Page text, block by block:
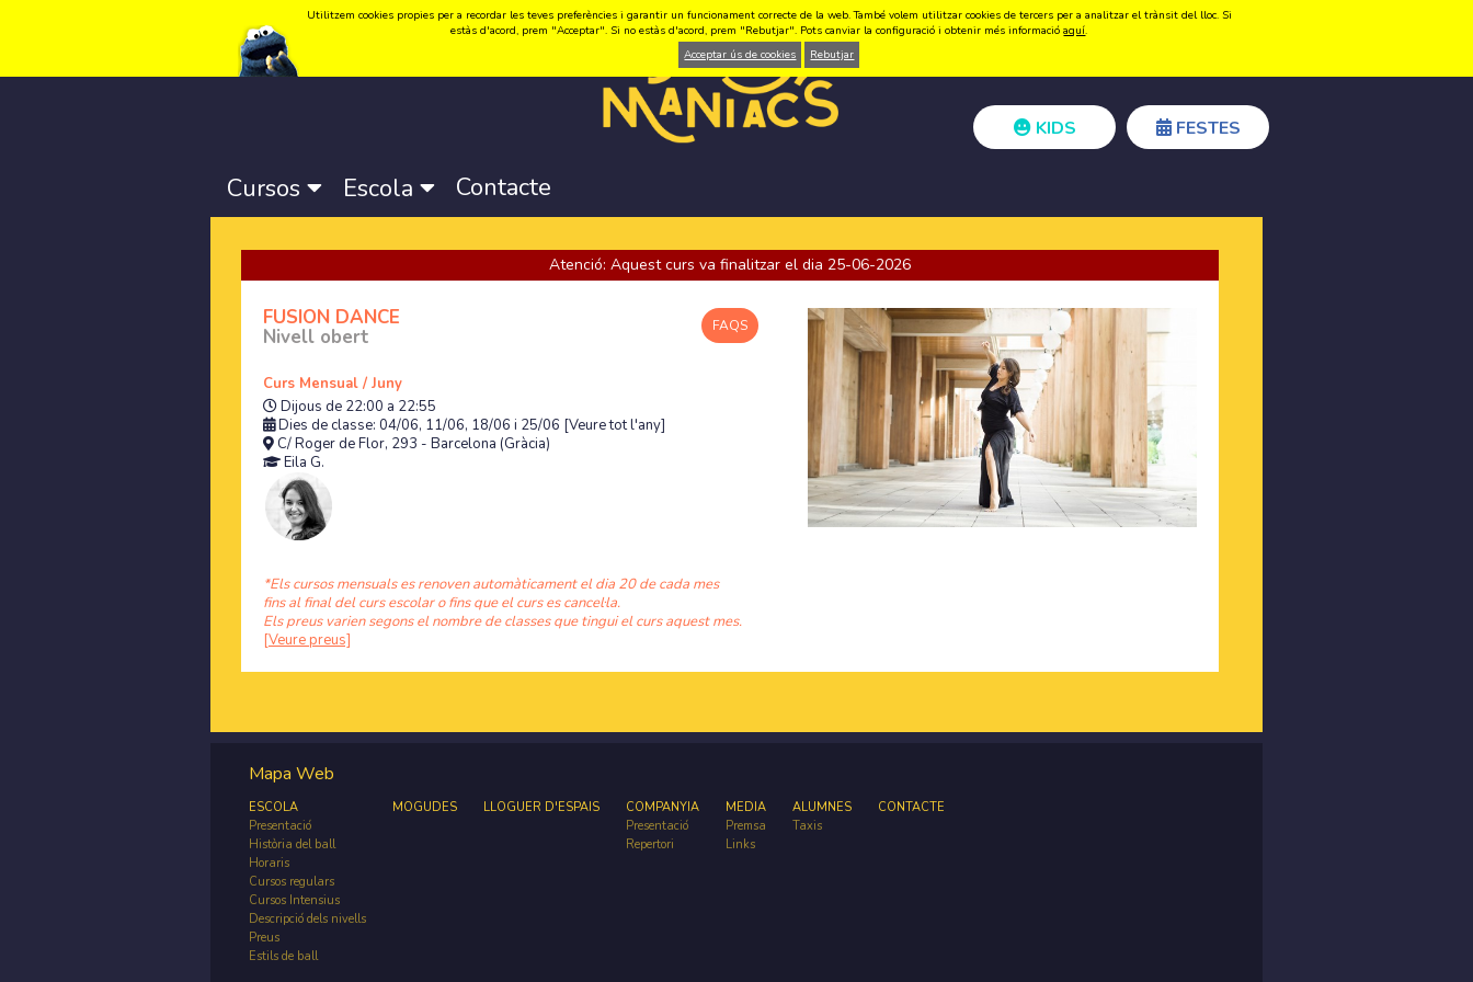
Idioma:Català -Castellano-English Registrar-se Accedir
KIDS FESTES
Cursos Escola Contacte
Atenció: Aquest curs va finalitzar el dia 25-06-2026
FAQS
FUSION DANCE
Nivell obert
Curs Mensual / Juny
Dijous de 22:00 a 22:55
Dies de classe: 04/06, 11/06, 18/06 i 25/06 [Veure tot l'any]
C/ Roger de Flor, 293 - Barcelona (Gràcia)
Eila G.
*Els cursos mensuals es renoven automàticament el dia 20 de cada mes
fins al final del curs escolar o fins que el curs es cancel·la.
Els preus varien segons el nombre de classes que tingui el curs aquest mes.
[Veure preus]
Mapa Web
ESCOLA
Presentació
Història del ball
Horaris
Cursos regulars
Cursos Intensius
Descripció dels nivells
Preus
Estils de ball
MOGUDES LLOGUER D'ESPAIS
COMPANYIA
Presentació
Repertori
MEDIA
Premsa
Links
ALUMNES
Taxis
CONTACTE
Utilitzem cookies propies per a recordar les teves preferències i garantir un funcionament correcte de la web. També volem utilitzar cookies de tercers per a analitzar el trànsit del lloc. Si
estàs d'acord, prem "Acceptar". Si no estàs d'acord, prem "Rebutjar". Pots canviar la configuració i obtenir més informacióaquí.
Acceptar ús de cookies
Rebutjar